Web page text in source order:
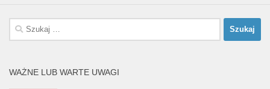
Szukaj:
WAŻNE LUB WARTE UWAGI